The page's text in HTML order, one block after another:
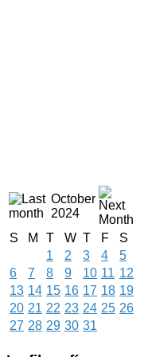
October
2024
S
M T W T F
S
1
2 3 4
5
6
7 8 9 10 11 12
13 14 15 16 17 18 19
20 21 22 23 24 25 26
27 28 29 30 31